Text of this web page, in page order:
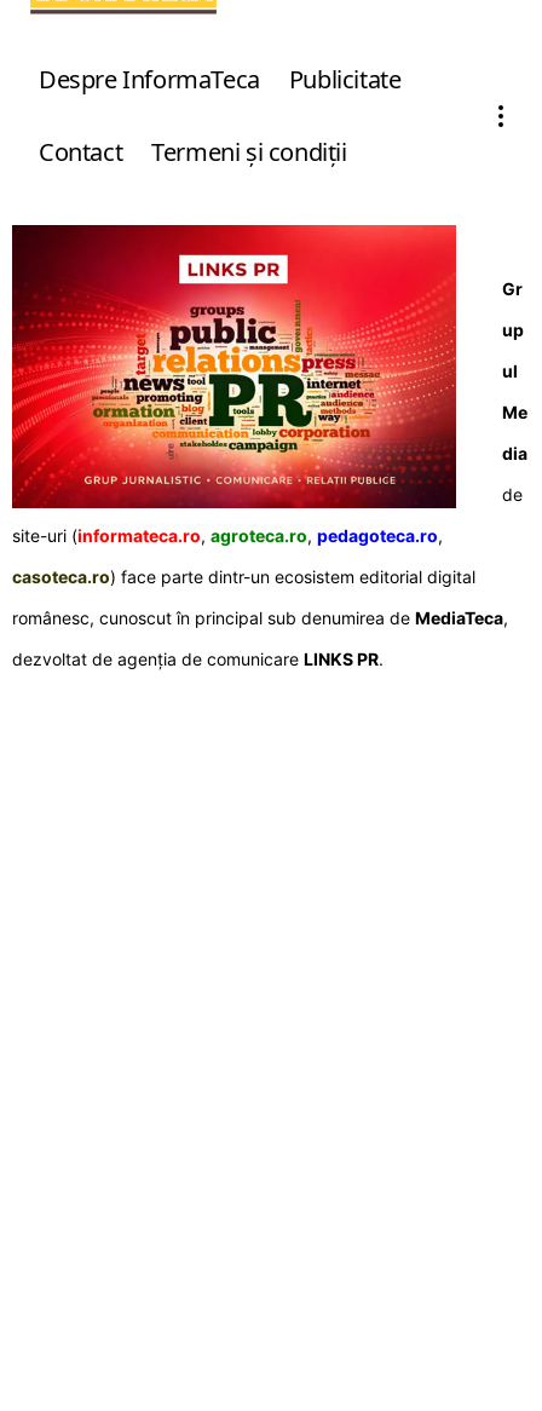
Despre InformaTeca Publicitate
Contact Termeni şi condiţii
Gr
up
ul
Me
dia
de
site-uri (informateca.ro, agroteca.ro, pedagoteca.ro,
casoteca.ro) face parte dintr-un ecosistem editorial digital
românesc, cunoscut în principal sub denumirea de MediaTeca,
dezvoltat de agenția de comunicare LINKS PR.